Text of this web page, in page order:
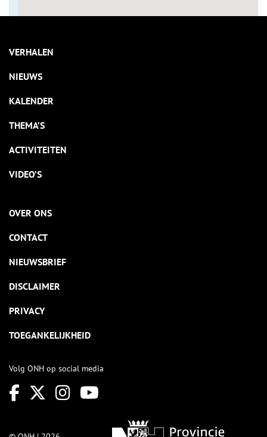
VERHALEN
NIEUWS
KALENDER
THEMA’S
ACTIVITEITEN
VIDEO’S
OVER ONS
CONTACT
NIEUWSBRIEF
DISCLAIMER
PRIVACY
TOEGANKELIJKHEID
Volg ONH op social media